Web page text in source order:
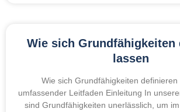
Wie sich Grundfähigkeiten
lassen
Wie sich Grundfähigkeiten definieren
umfassender Leitfaden Einleitung In
sind Grundfähigkeiten unerlässlich, um